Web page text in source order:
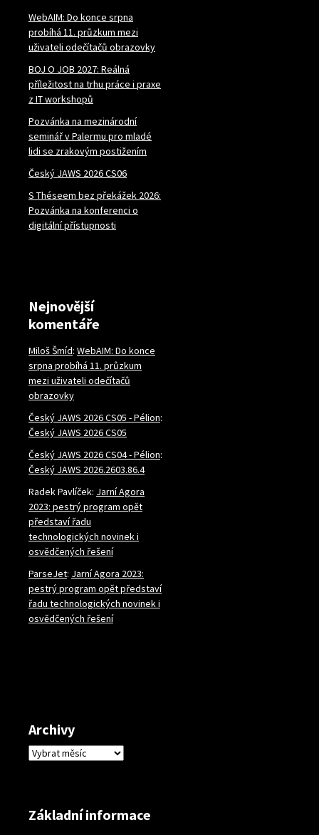
WebAIM: Do konce srpna
probíhá 11. průzkum mezi
uživateli odečítačů obrazovky
BOJ O JOB 2027: Reálná
příležitost na trhu práce i praxe
z IT workshopů
Pozvánka na mezinárodní
seminář v Palermu pro mladé
lidi se zrakovým postižením
Český JAWS 2026 CS06
S Théseem bez překážek 2026:
Pozvánka na konferenci o
digitální přístupnosti
Nejnovější
komentáře
Miloš Šmíd: WebAIM: Do konce
srpna probíhá 11. průzkum
mezi uživateli odečítačů
obrazovky
Český JAWS 2026 CS05 - Pélion:
Český JAWS 2026 CS05
Český JAWS 2026 CS04 - Pélion:
Český JAWS 2026.2603.86.4
Radek Pavlíček: Jarní Agora
2023: pestrý program opět
představí řadu
technologických novinek i
osvědčených řešení
ParseJet: Jarní Agora 2023:
pestrý program opět představí
řadu technologických novinek i
osvědčených řešení
Archivy
Archivy
Základní informace